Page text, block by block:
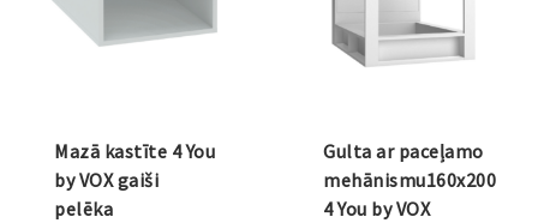
Mazā kastīte 4 You
by VOX gaiši
pelēka
Gulta ar paceļamo
mehānismu160x200
4 You by VOX